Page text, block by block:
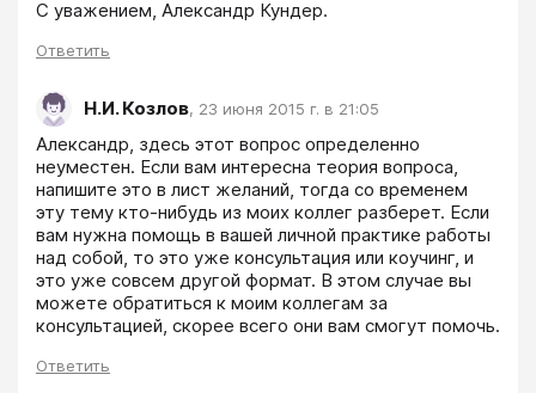
Ответить
Н.И. Козлов, 23 июня 2015 г. в 21:05
Александр, здесь этот вопрос определенно
неуместен. Если вам интересна теория вопроса,
напишите это в лист желаний, тогда со временем
эту тему кто-нибудь из моих коллег разберет. Если
вам нужна помощь в вашей личной практике работы
над собой, то это уже консультация или коучинг, и
это уже совсем другой формат. В этом случае вы
можете обратиться к моим коллегам за
консультацией, скорее всего они вам смогут помочь.
Ответить